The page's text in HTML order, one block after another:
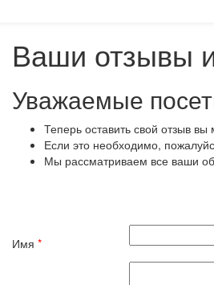
Ваши отзывы
Уважаемые
Теперь оставить свой отзыв
Если это необходимо,
Мы рассматриваем все ваши
Имя *